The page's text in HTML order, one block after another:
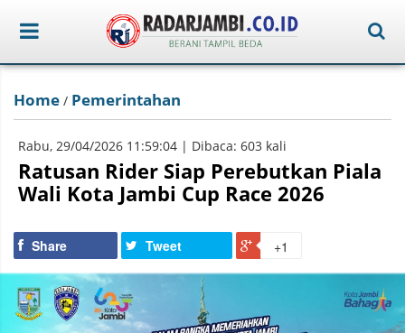
Home / Pemerintahan
Rabu, 29/04/2026 11:59:04 | Dibaca: 603 kali
Ratusan Rider Siap Perebutkan Piala
Wali Kota Jambi Cup Race 2026
Share Tweet +1